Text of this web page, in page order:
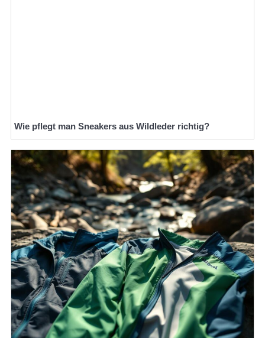
Wie pflegt man Sneakers aus Wildleder richtig?